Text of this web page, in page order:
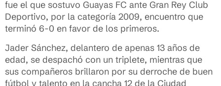
fue el que sostuvo Guayas FC ante Gran Rey Club
Deportivo, por la categoría 2009, encuentro que
terminó 6-0 en favor de los primeros.
Jader Sánchez, delantero de apenas 13 años de
edad, se despachó con un triplete, mientras que
sus compañeros brillaron por su derroche de buen
fútbol y talento en la cancha 12 de la Ciudad